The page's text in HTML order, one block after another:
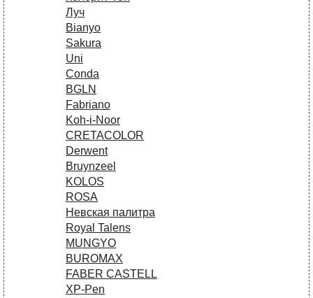
Луч
Bianyo
Sakura
Uni
Conda
BGLN
Fabriano
Koh-i-Noor
CRETACOLOR
Derwent
Bruynzeel
KOLOS
ROSA
Невская палитра
Royal Talens
MUNGYO
BUROMAX
FABER CASTELL
XP-Pen